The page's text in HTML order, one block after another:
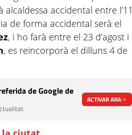
alcaldessa accidental entre
de forma accidental serà el
, i ho farà entre el 23 d’agost i
, es reincorporà el dilluns 4 de
de Google de
ACTIVAR ARA